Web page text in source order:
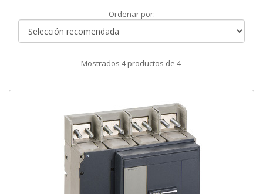
Ordenar por:Ordenar
Mostrados 4productos de 4